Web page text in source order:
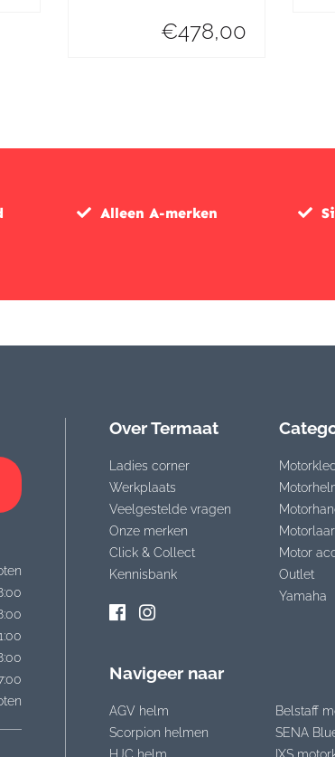
€478,00
Alleen A-merken
Over Termaat
Ladies corner
Werkplaats
Veelgestelde vragen
Onze merken
Click & Collect
Kennisbank
Motor
Outlet
Yamaha
Navigeer naar
AGV helm
Scorpion helmen
Belstaff
SENA